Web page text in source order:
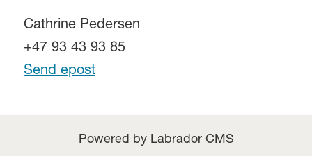
Cathrine Pedersen
+47 93 43 93 85
Send epost
Powered by Labrador CMS